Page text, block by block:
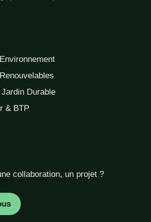
Durable
& BTP
collaboration, un projet ?